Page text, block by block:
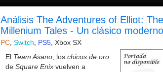
Análisis The Adventures of Elliot:
Millenium Tales - Un clásico
PC,Switch, PS5,Xbox SX
El Team Asano, loschicos de oro
deSquare Enix vuelven a